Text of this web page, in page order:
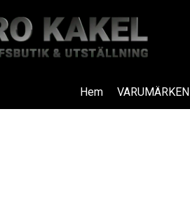
Hem VARUMÄRKEN